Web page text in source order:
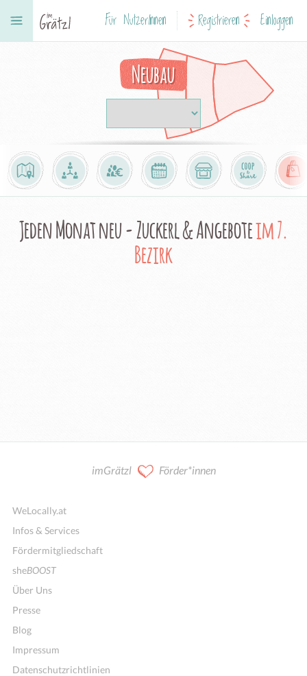
Für NutzerInnen Registrieren Einloggen
Neubau
Jeden Monat neu - Zuckerl & Angeboteim 7.
Bezirk
imGrätzl Förder*innen
WeLocally.at
Infos & Services
Fördermitgliedschaft
sheBOOST
Über Uns
Presse
Blog
Impressum
Datenschutzrichtlinien